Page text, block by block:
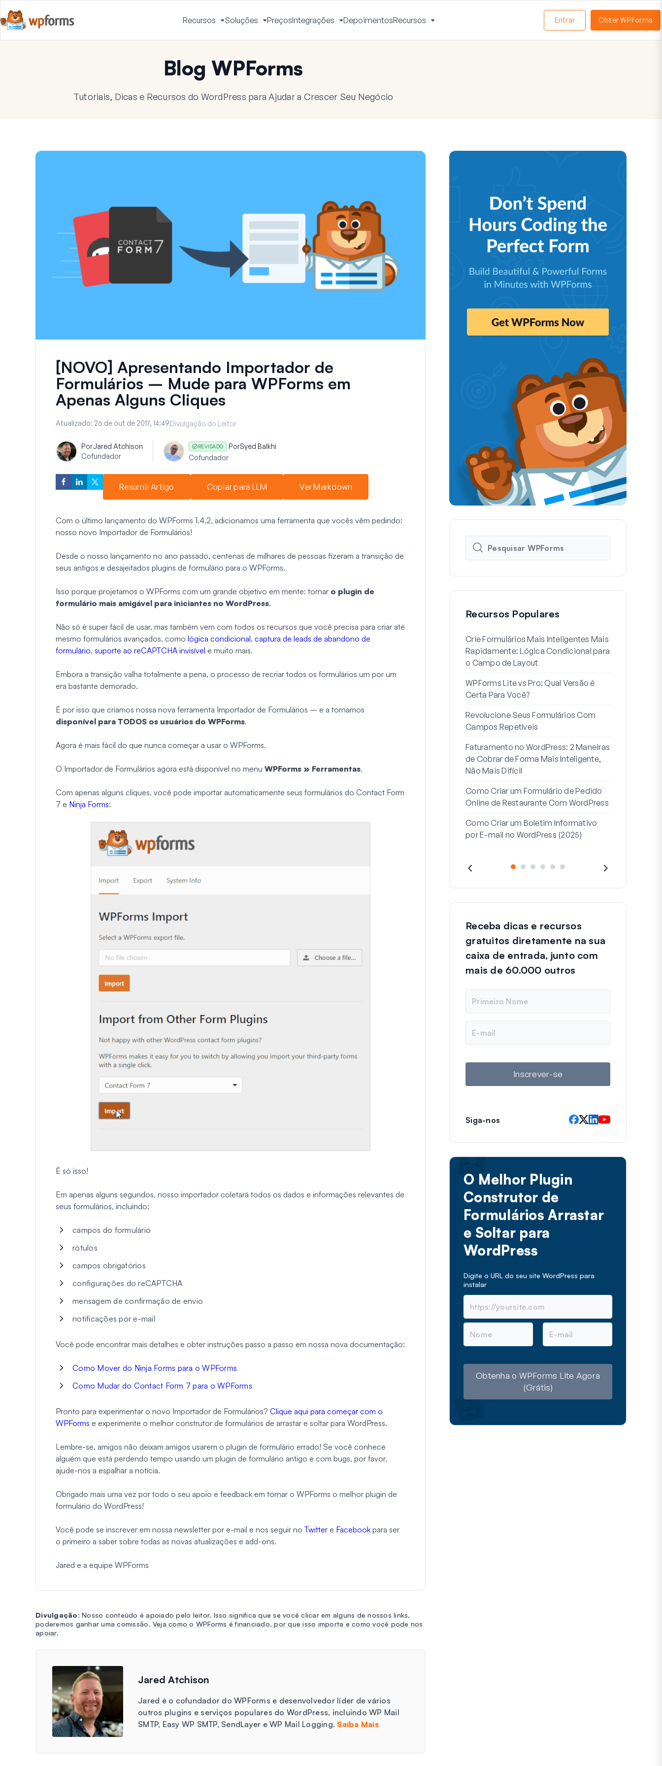
Recursos
Alternar
Menu
Soluções
Alternar
Menu
PreçosIntegrações
Alternar
Menu
DepoimentosRecursos
Menu
Entrar Obter WPForms
Blog WPForms
Tutoriais, Dicas e Recursos do WordPress para Ajudar a Crescer Seu Negócio
[NOVO] Apresentando Importador de
Formulários – Mude para WPForms em
Apenas Alguns Cliques
Atualizado: 26 de out de 2017, 14:49Divulgação do Leitor
PorJared Atchison
Cofundador
REVISADO PorSyed Balkhi
Cofundador
Resumir Artigo Copiar para LLM Ver Markdown
Com o último lançamento do WPForms 1.4.2, adicionamos uma ferramenta que vocês vêm pedindo:
nosso novo Importador de Formulários!
Desde o nosso lançamento no ano passado, centenas de milhares de pessoas fizeram a transição de
seus antigos e desajeitados plugins de formulário para o WPForms.
Isso porque projetamos o WPForms com um grande objetivo em mente: tornar o plugin de
formulário mais amigável para iniciantes no WordPress.
Não só é super fácil de usar, mas também vem com todos os recursos que você precisa para criar até
mesmo formulários avançados, como lógica condicional, captura de leads de abandono de
formulário, suporte ao reCAPTCHA invisível e muito mais.
Embora a transição valha totalmente a pena, o processo de recriar todos os formulários um por um
era bastante demorado.
É por isso que criamos nossa nova ferramenta Importador de Formulários – e a tornamos
disponível para TODOS os usuários do WPForms.
Agora é mais fácil do que nunca começar a usar o WPForms.
O Importador de Formulários agora está disponível no menu WPForms » Ferramentas.
Com apenas alguns cliques, você pode importar automaticamente seus formulários do Contact Form
7 e Ninja Forms:
É só isso!
Em apenas alguns segundos, nosso importador coletará todos os dados e informações relevantes de
seus formulários, incluindo:
campos do formulário
rótulos
campos obrigatórios
configurações do reCAPTCHA
mensagem de confirmação de envio
notificações por e-mail
Você pode encontrar mais detalhes e obter instruções passo a passo em nossa nova documentação:
Como Mover do Ninja Forms para o WPForms
Como Mudar do Contact Form 7 para o WPForms
Pronto para experimentar o novo Importador de Formulários? Clique aqui para começar com o
WPForms e experimente o melhor construtor de formulários de arrastar e soltar para WordPress.
Lembre-se, amigos não deixam amigos usarem o plugin de formulário errado! Se você conhece
alguém que está perdendo tempo usando um plugin de formulário antigo e com bugs, por favor,
ajude-nos a espalhar a notícia.
Obrigado mais uma vez por todo o seu apoio e feedback em tornar o WPForms o melhor plugin de
formulário do WordPress!
Você pode se inscrever em nossa newsletter por e-mail e nos seguir no Twitter e Facebook para ser
o primeiro a saber sobre todas as novas atualizações e add-ons.
Jared e a equipe WPForms
Divulgação: Nosso conteúdo é apoiado pelo leitor. Isso significa que se você clicar em alguns de nossos links,
poderemos ganhar uma comissão. Veja como o WPForms é financiado, por que isso importa e como você pode nos
apoiar.
Jared Atchison
Jared é o cofundador do WPForms e desenvolvedor líder de vários
outros plugins e serviços populares do WordPress, incluindo WP Mail
SMTP, Easy WP SMTP, SendLayer e WP Mail Logging. Saiba Mais
Recursos Populares
Crie Formulários Mais Inteligentes Mais
Rapidamente: Lógica Condicional para
o Campo de Layout
WPForms Lite vs Pro: Qual Versão é
Certa Para Você?
Revolucione Seus Formulários Com
Campos Repetíveis
Faturamento no WordPress: 2 Maneiras
de Cobrar de Forma Mais Inteligente,
Não Mais Difícil
Como Criar um Formulário de Pedido
Online de Restaurante Com WordPress
Como Criar um Boletim Informativo
por E-mail no WordPress (2025)
Receba dicas e recursos
gratuitos diretamente na sua
caixa de entrada, junto com
mais de 60.000 outros
m
e
m
i
Inscrever-se
Siga-nos
O Melhor Plugin
Construtor de
Formulários Arrastar
e Soltar para
WordPress
Digite o URL do seu site WordPress para
instalar
N
m
E
m
Obtenha o WPForms Lite Agora
(Grátis)